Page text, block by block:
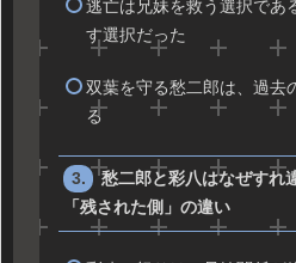
逃亡は兄妹を救う選択であ
す選択だった
双葉を守る愁二郎は、過去
る
愁二郎と彩八はなぜすれ
「残された側」の違い